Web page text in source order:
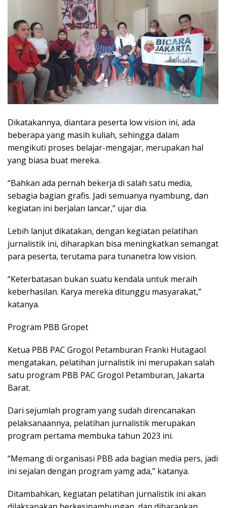
Dikatakannya, diantara peserta low vision ini, ada
beberapa yang masih kuliah, sehingga dalam
mengikuti proses belajar-mengajar, merupakan hal
yang biasa buat mereka.
“Bahkan ada pernah bekerja di salah satu media,
sebagia bagian grafis. Jadi semuanya nyambung, dan
kegiatan ini berjalan lancar,” ujar dia.
Lebih lanjut dikatakan, dengan kegiatan pelatihan
jurnalistik ini, diharapkan bisa meningkatkan semangat
para peserta, terutama para tunanetra low vision.
“Keterbatasan bukan suatu kendala untuk meraih
keberhasilan. Karya mereka ditunggu masyarakat,”
katanya.
Program PBB Gropet
Ketua PBB PAC Grogol Petamburan Franki Hutagaol
mengatakan, pelatihan jurnalistik ini merupakan salah
satu program PBB PAC Grogol Petamburan, Jakarta
Barat.
Dari sejumlah program yang sudah direncanakan
pelaksanaannya, pelatihan jurnalistik merupakan
program pertama membuka tahun 2023 ini.
“Memang di organisasi PBB ada bagian media pers, jadi
ini sejalan dengan program yamg ada,” katanya.
Ditambahkan, kegiatan pelatihan jurnalistik ini akan